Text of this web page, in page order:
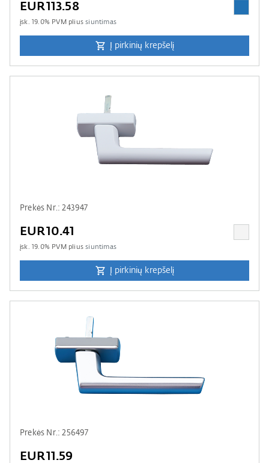
EUR113.58
įsk. 19.0% PVM pliussiuntimas
Į pirkinių krepšelį
Prekės Nr.: 243947
EUR10.41
įsk. 19.0% PVM pliussiuntimas
Į pirkinių krepšelį
Prekės Nr.: 256497
EUR11.59